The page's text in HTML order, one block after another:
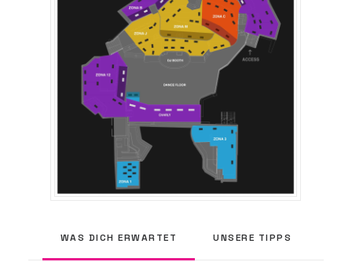
WAS DICH ERWARTET UNSERE TIPPS